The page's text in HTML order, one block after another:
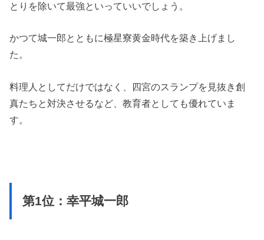
とりを除いて最強といっていいでしょう。
かつて城一郎とともに極星寮黄金時代を築き上げまし
た。
料理人としてだけではなく、四宮のスランプを見抜き創
真たちと対決させるなど、教育者としても優れていま
す。
第1位：幸平城一郎